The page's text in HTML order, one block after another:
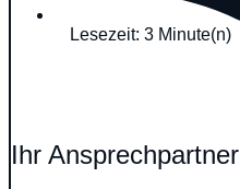
Lesezeit: 3 Minute(n)
Ihr Ansprechpartner